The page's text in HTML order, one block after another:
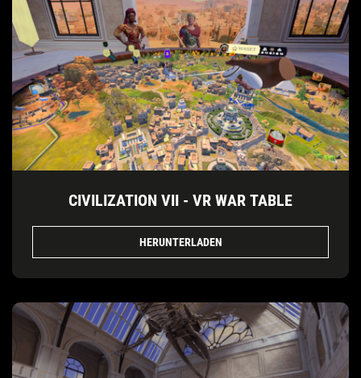
CIVILIZATION VII - VR WAR TABLE
HERUNTERLADEN